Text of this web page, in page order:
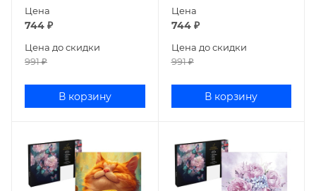
Цена
744 ₽
Цена до скидки
991₽
В корзину
Цена
744₽
Цена до скидки
991₽
В корзину